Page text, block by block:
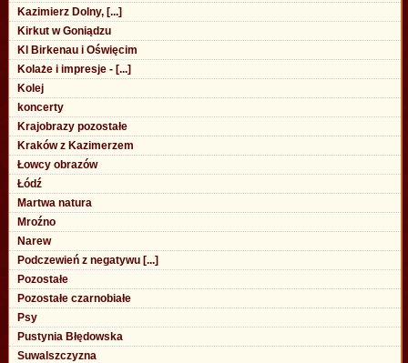
Kazimierz Dolny, [...]
Kirkut w Goniądzu
Kl Birkenau i Oświęcim
Kolaże i impresje - [...]
Kolej
koncerty
Krajobrazy pozostałe
Kraków z Kazimerzem
Łowcy obrazów
Łódź
Martwa natura
Mroźno
Narew
Podczewień z negatywu [...]
Pozostałe
Pozostałe czarnobiałe
Psy
Pustynia Błędowska
Suwalszczyzna